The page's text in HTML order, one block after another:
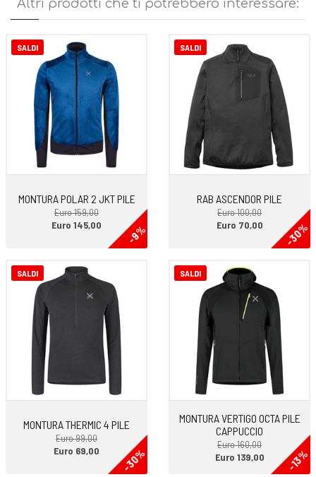
• Capo ideale per alpinismo e varie attività outdoor
Altri prodotti che ti potrebbero interessare:
SALDI
MONTURA POLAR 2 JKT PILE
Euro 159,00
-9%
Euro 145,00
SALDI
RAB ASCENDOR PILE
Euro 100,00
-30%
Euro 70,00
SALDI
MONTURA THERMIC 4 PILE
Euro 99,00
-30%
Euro 69,00
SALDI
MONTURA VERTIGO OCTA PILE
CAPPUCCIO
Euro 160,00
-13%
Euro 139,00